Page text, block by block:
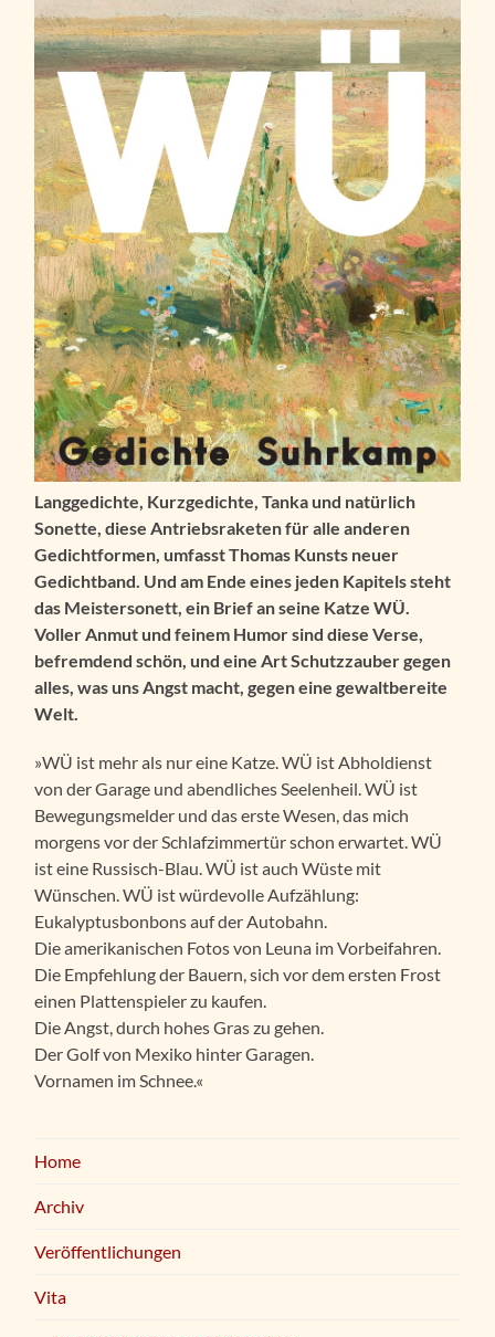
Langgedichte, Kurzgedichte, Tanka und natürlich
Sonette, diese Antriebsraketen für alle anderen
Gedichtformen, umfasst Thomas Kunsts neuer
Gedichtband. Und am Ende eines jeden Kapitels steht
das Meistersonett, ein Brief an seine Katze WÜ.
Voller Anmut und feinem Humor sind diese Verse,
befremdend schön, und eine Art Schutzzauber gegen
alles, was uns Angst macht, gegen eine gewaltbereite
Welt.
»WÜ ist mehr als nur eine Katze. WÜ ist Abholdienst
von der Garage und abendliches Seelenheil. WÜ ist
Bewegungsmelder und das erste Wesen, das mich
morgens vor der Schlafzimmertür schon erwartet. WÜ
ist eine Russisch-Blau. WÜ ist auch Wüste mit
Wünschen. WÜ ist würdevolle Aufzählung:
Eukalyptusbonbons auf der Autobahn.
Die amerikanischen Fotos von Leuna im Vorbeifahren.
Die Empfehlung der Bauern, sich vor dem ersten Frost
einen Plattenspieler zu kaufen.
Die Angst, durch hohes Gras zu gehen.
Der Golf von Mexiko hinter Garagen.
Vornamen im Schnee.«
Home
Archiv
Veröffentlichungen
Vita